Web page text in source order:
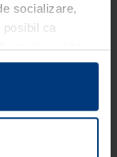
socializare,
ca
cu alte
dispoziția
utilizării
cookie pe
acestea sunt